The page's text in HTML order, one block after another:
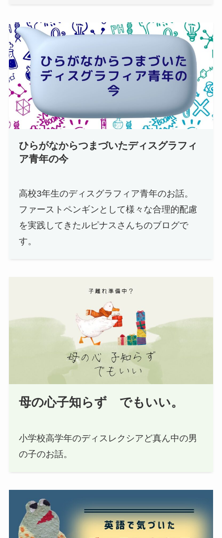
ひらがなからつまづいたディスグラフィ
ア青年の今
高校3年生のディスグラフィア青年のお話。
ファーストペンギンとして様々な合理的配慮
を実践してきたルピナスさんちのブログで
す。
母の心子知らず でもいい。
小学校高学年のディスレクシアど真ん中の男
の子のお話。